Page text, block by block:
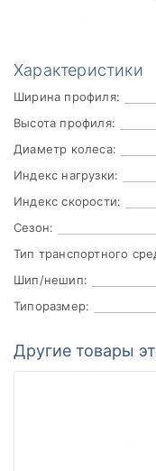
Характеристики
Ширина профиля:
Высота профиля:
Диаметр колеса:
Индекс нагрузки:
Индекс скорости:
Сезон:
Тип транспортного
Шип/нешип:
Типоразмер:
Другие товары